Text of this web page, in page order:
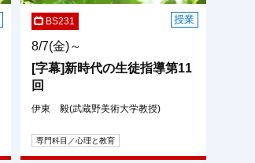
BS231 授業
8/7(金)～
[字幕]新時代の生徒指導第11
回
伊東 毅(武蔵野美術大学教授)
専門科目／心理と教育